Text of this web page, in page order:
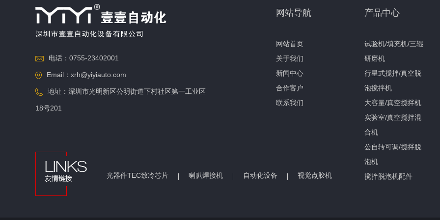
电话：0755-23402001
Email：xrh@yiyiauto.com
地址：深圳市光明新区公明街道下村社区第一工业区
18号201
网站导航
网站首页
关于我们
新闻中心
合作客户
联系我们
产品中心
试验机/填充机/三辊
研磨机
行星式搅拌/真空脱
泡搅拌机
大容量/真空搅拌机
实验室/真空搅拌混
合机
公自转可调/搅拌脱
泡机
搅拌脱泡机配件
光器件TEC致冷芯片 喇叭焊接机 自动化设备 视觉点胶机